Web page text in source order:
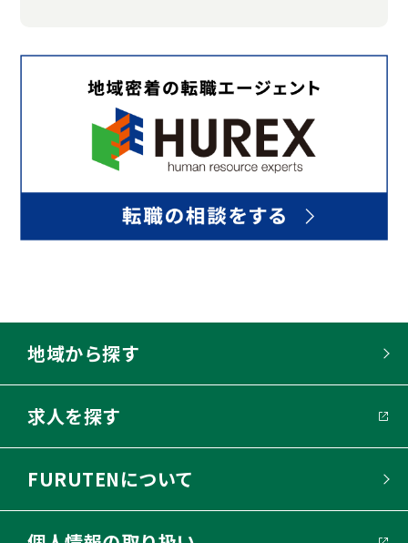
地域から探す
求人を探す
FURUTENについて